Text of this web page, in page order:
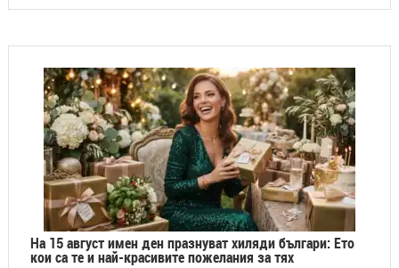
На 15 август имен ден празнуват хиляди българи: Ето
кои са те и най-красивите пожелания за тях